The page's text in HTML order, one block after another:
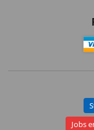
Jobs